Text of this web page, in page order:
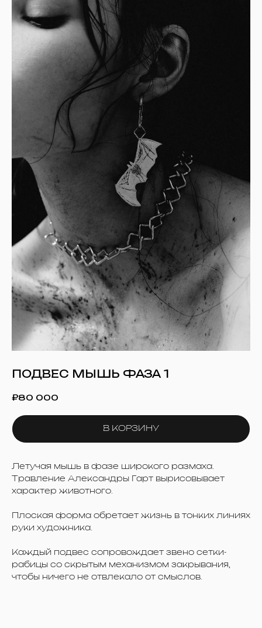
ПОДВЕС МЫШЬ ФАЗА 1
₽80 000
В КОРЗИНУ
Летучая мышь в фазе широкого размаха.
Травление Александры Гарт вырисовывает
характер животного.
Плоская форма обретает жизнь в тонких линиях
руки художника.
Каждый подвес сопровождает звено сетки-
рабицы со скрытым механизмом закрывания,
чтобы ничего не отвлекало от смыслов.